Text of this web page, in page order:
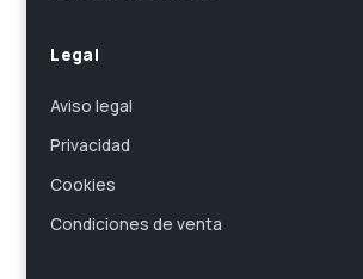
Legal
Aviso legal
Privacidad
Cookies
Condiciones de venta